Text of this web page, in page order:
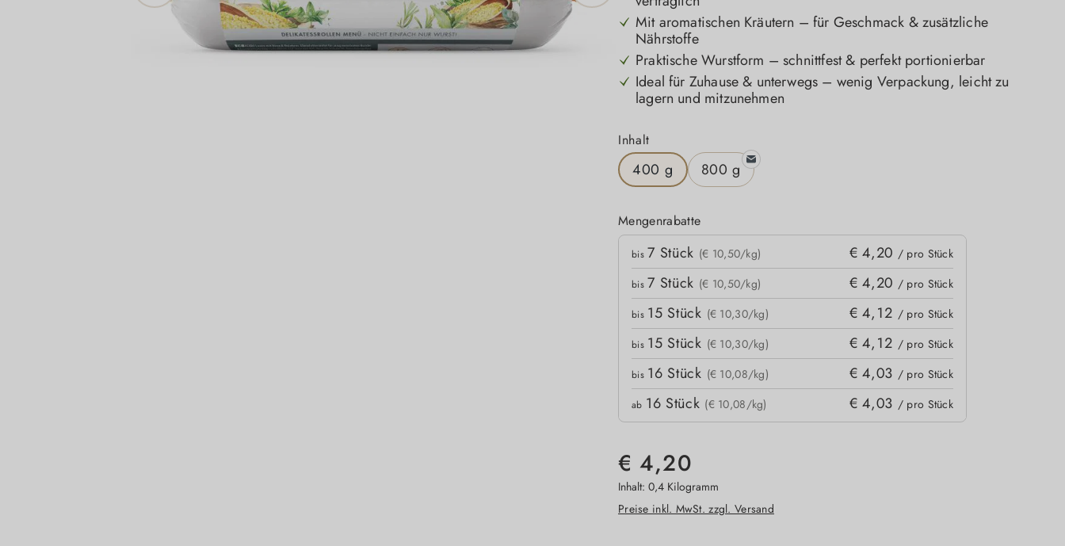
Mit aromatischen Kräutern – für Geschmack & zusätzliche
Nährstoffe
Praktische Wurstform – schnittfest & perfekt portionierbar
Ideal für Zuhause & unterwegs – wenig Verpackung, leicht zu
lagern und mitzunehmen
Inhaltauswählen
400 g 800 g
Mengenrabatte
Mengenrabatte
bis 7 Stück (€ 10,50/kg) € 4,20 / pro Stück
bis 7 Stück (€ 10,50/kg) € 4,20 / pro Stück
bis 15 Stück (€ 10,30/kg) € 4,12 / pro Stück
bis 15 Stück (€ 10,30/kg) € 4,12 / pro Stück
bis 16 Stück (€ 10,08/kg) € 4,03 / pro Stück
ab 16 Stück (€ 10,08/kg) € 4,03 / pro Stück
€ 4,20
Inhalt: 0,4 Kilogramm
Preise inkl. MwSt. zzgl. Versand